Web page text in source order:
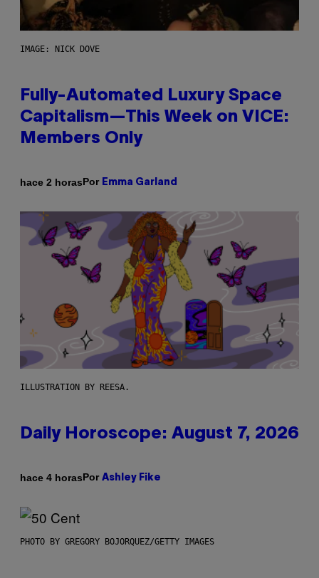
IMAGE: NICK DOVE
Fully-Automated Luxury Space
Capitalism—This Week on VICE:
Members Only
hace 2 horasPor Emma Garland
ILLUSTRATION BY REESA.
Daily Horoscope: August 7, 2026
hace 4 horasPor Ashley Fike
PHOTO BY GREGORY BOJORQUEZ/GETTY IMAGES